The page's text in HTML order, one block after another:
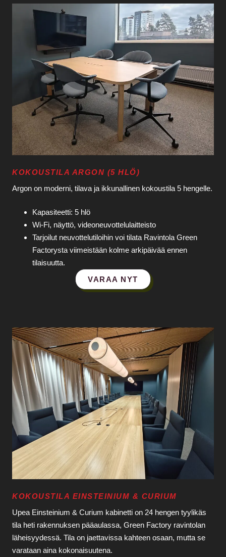
KOKOUSTILA ARGON (5 HLÖ)
Argon on moderni, tilava ja ikkunallinen kokoustila 5 hengelle.
Kapasiteetti: 5 hlö
Wi‑Fi, näyttö, videoneuvottelulaitteisto
Tarjoilut neuvottelutiloihin voi tilata Ravintola Green
Factorysta viimeistään kolme arkipäivää ennen
tilaisuutta.
VARAA NYT
KOKOUSTILA EINSTEINIUM & CURIUM
Upea Einsteinium & Curium kabinetti on 24 hengen tyylikäs
tila heti rakennuksen pääaulassa, Green Factory ravintolan
läheisyydessä. Tila on jaettavissa kahteen osaan, mutta se
varataan aina kokonaisuutena.